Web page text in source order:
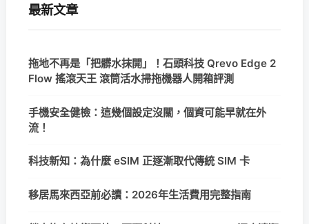
最新文章
拖地不再是「把髒水抹開」！石頭科技 Qrevo Edge 2
Flow 搖滾天王 滾筒活水掃拖機器人開箱評測
手機安全健檢：這幾個設定沒關，個資可能早就在外
流！
科技新知：為什麼 eSIM 正逐漸取代傳統 SIM 卡
移居馬來西亞前必讀：2026年生活費用完整指南